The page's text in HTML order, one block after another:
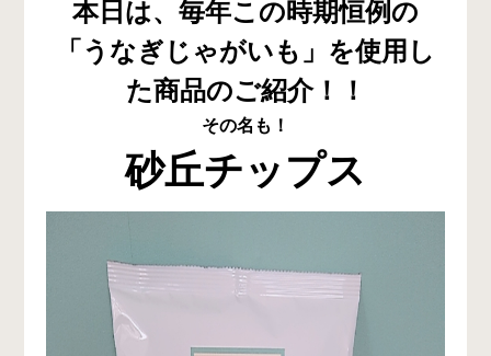
本日は、毎年この時期恒例の
「うなぎじゃがいも」を使用し
た商品のご紹介！！
その名も！
砂丘チップス